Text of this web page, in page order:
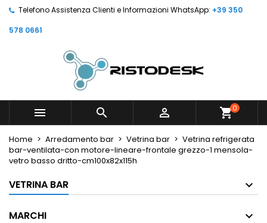
Telefono Assistenza Clienti e Informazioni WhatsApp: +39 350
578 0661
   shopping_cart0
Home Arredamento bar Vetrina bar
Vetrina refrigerata
bar-ventilata-con motore-lineare-frontale grezzo-1 mensola-
vetro basso dritto-cm100x82x115h
VETRINA BAR
MARCHI